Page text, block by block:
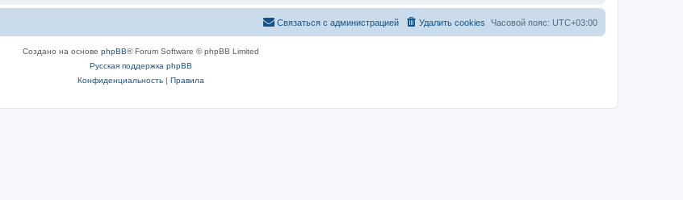
Часовой пояс: UTC+03:00
Удалить cookies
Связаться с администрацией
Создано на основе phpBB® Forum Software © phpBB Limited
Русская поддержка phpBB
Конфиденциальность| Правила